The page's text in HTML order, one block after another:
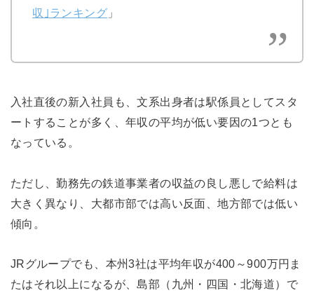
収｣ランキング 」
入社直後の新入社員も、文系出身者は駅係員としてスタ
ートすることが多く、年収の平均が低い要因の1つとも
なっている。
ただし、勤務先の鉄道事業者の収益の良し悪しで給料は
大きく異なり、大都市部では高い反面、地方部では低い
傾向。
JRグループでも、本州3社は平均年収が400～900万円ま
たはそれ以上になるが、島部（九州・四国・北海道）で